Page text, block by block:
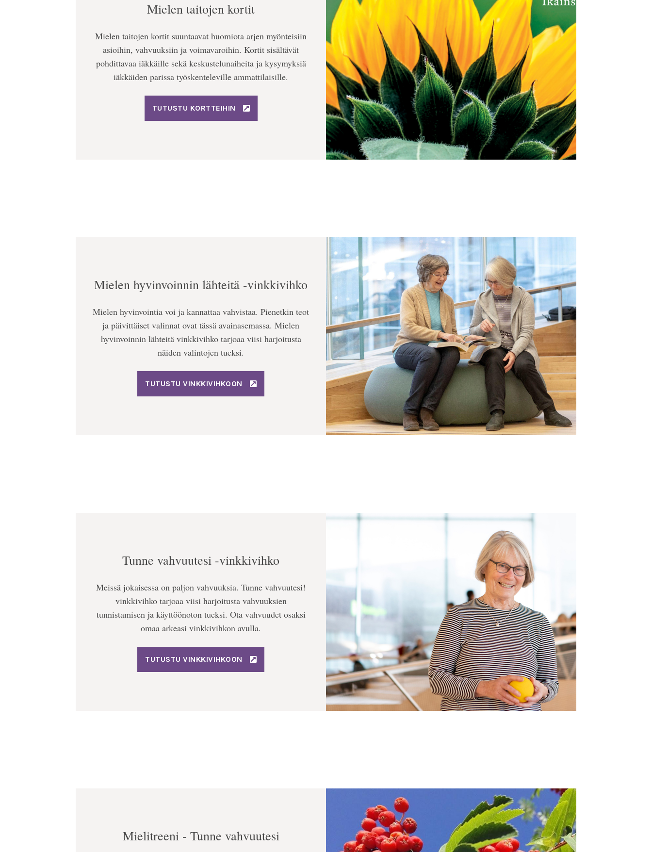
Mielen taitojen kortit
Mielen taitojen kortit suuntaavat huomiota arjen myönteisiin
asioihin, vahvuuksiin ja voimavaroihin. Kortit sisältävät
pohdittavaa iäkkäille sekä keskustelunaiheita ja kysymyksiä
iäkkäiden parissa työskenteleville ammattilaisille.
TUTUSTU KORTTEIHIN
Mielen hyvinvoinnin lähteitä -vinkkivihko
Mielen hyvinvointia voi ja kannattaa vahvistaa. Pienetkin teot
ja päivittäiset valinnat ovat tässä avainasemassa. Mielen
hyvinvoinnin lähteitä vinkkivihko tarjoaa viisi harjoitusta
näiden valintojen tueksi.
TUTUSTU VINKKIVIHKOON
Tunne vahvuutesi -vinkkivihko
Meissä jokaisessa on paljon vahvuuksia. Tunne vahvuutesi!
vinkkivihko tarjoaa viisi harjoitusta vahvuuksien
tunnistamisen ja käyttöönoton tueksi. Ota vahvuudet osaksi
omaa arkeasi vinkkivihkon avulla.
TUTUSTU VINKKIVIHKOON
Mielitreeni - Tunne vahvuutesi